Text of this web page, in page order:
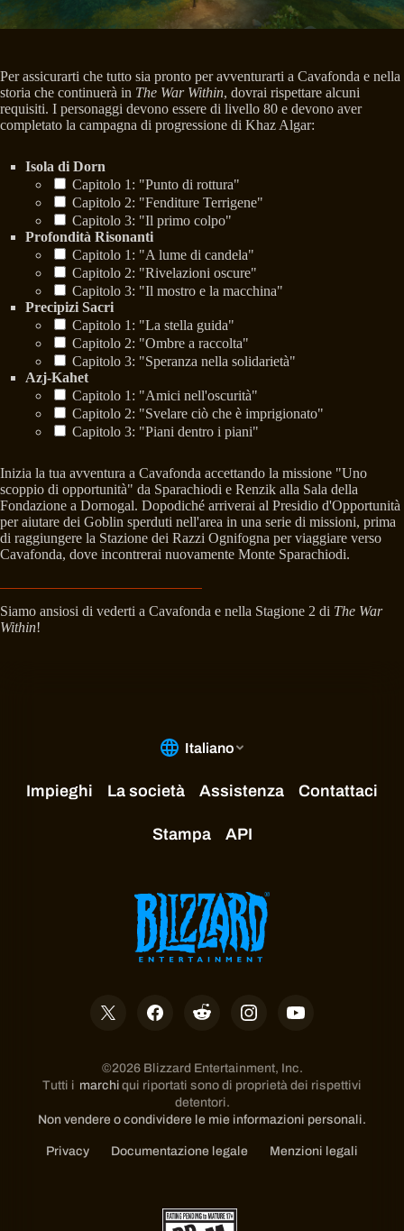
Per assicurarti che tutto sia pronto per avventurarti a Cavafonda e nella
storia che continuerà in The War Within, dovrai rispettare alcuni
requisiti. I personaggi devono essere di livello 80 e devono aver
completato la campagna di progressione di Khaz Algar:
Isola di Dorn
Capitolo 1: "Punto di rottura"
Capitolo 2: "Fenditure Terrigene"
Capitolo 3: "Il primo colpo"
Profondità Risonanti
Capitolo 1: "A lume di candela"
Capitolo 2: "Rivelazioni oscure"
Capitolo 3: "Il mostro e la macchina"
Precipizi Sacri
Capitolo 1: "La stella guida"
Capitolo 2: "Ombre a raccolta"
Capitolo 3: "Speranza nella solidarietà"
Azj-Kahet
Capitolo 1: "Amici nell'oscurità"
Capitolo 2: "Svelare ciò che è imprigionato"
Capitolo 3: "Piani dentro i piani"
Inizia la tua avventura a Cavafonda accettando la missione "Uno
scoppio di opportunità" da Sparachiodi e Renzik alla Sala della
Fondazione a Dornogal. Dopodiché arriverai al Presidio d'Opportunità
per aiutare dei Goblin sperduti nell'area in una serie di missioni, prima
di raggiungere la Stazione dei Razzi Ognifogna per viaggiare verso
Cavafonda, dove incontrerai nuovamente Monte Sparachiodi.
Siamo ansiosi di vederti a Cavafonda e nella Stagione 2 di The War
Within!